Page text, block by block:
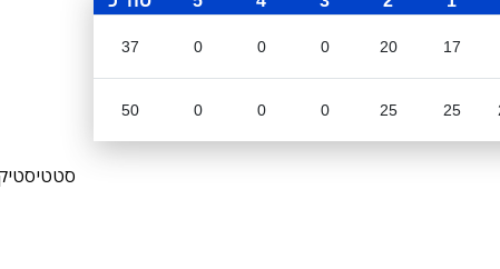
17
20
0
0
0
37
25
25
0
0
0
50